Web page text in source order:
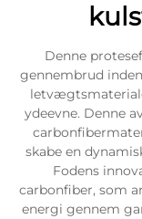
Denne
gennembrud
ydeevne. Denne
skabe en
Fodens
carbonfiber, som
energi gennem